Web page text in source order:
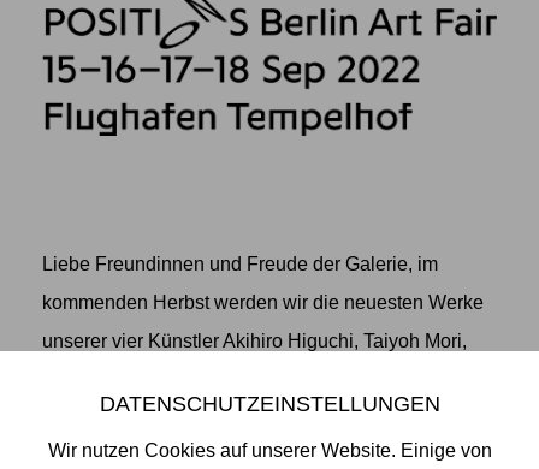
Liebe Freundinnen und Freude der Galerie, im
kommenden Herbst werden wir die neuesten Werke
unserer vier Künstler Akihiro Higuchi, Taiyoh Mori,
POSITIONS Berlin Art Fair zeigen, die vom 15. - 18.
September 2022 im Flughafen Tempelhof stattfindet.
DATENSCHUTZEINSTELLUNGEN
Wir nutzen Cookies auf unserer Website. Einige von